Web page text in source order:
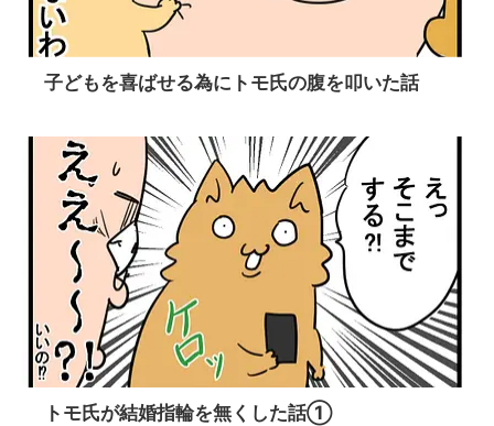
子どもを喜ばせる為にトモ氏の腹を叩いた話
トモ氏が結婚指輪を無くした話①